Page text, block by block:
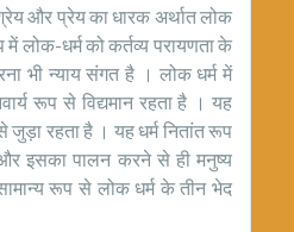
और प्रेय का धारक अर्थात लोक
लोक-धर्म को कर्तव्य परायणता के
भी न्याय संगत है । लोक धर्म में
रूप से विद्यमान रहता है । यह
रहता है । यह धर्म नितांत रूप
इसका पालन करने से ही मनुष्य
रूप से लोक धर्म के तीन भेद